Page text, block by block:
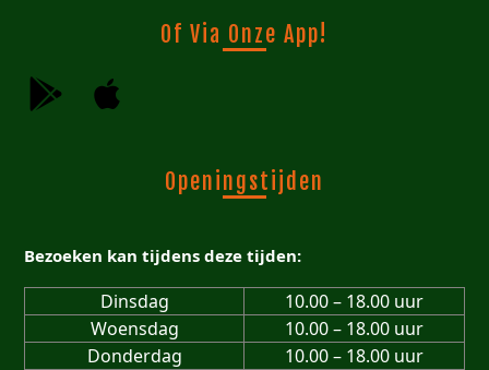
Of Via Onze App!
Openingstijden
Bezoeken kan tijdens deze tijden:
Dinsdag
10.00 – 18.00 uur
Woensdag
10.00 – 18.00 uur
Donderdag
10.00 – 18.00 uur